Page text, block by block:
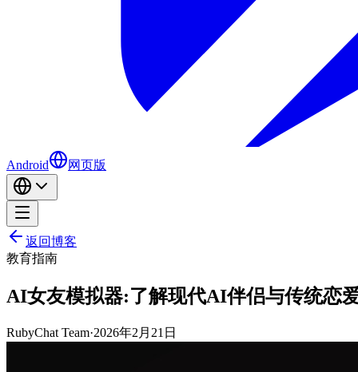
Android 网页版
返回博客
教育指南
AI女友模拟器:了解现代AI伴侣与传统恋
RubyChat Team·2026年2月21日